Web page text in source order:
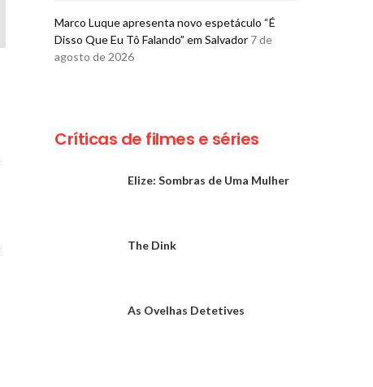
BELEZA
Marco Luque apresenta novo espetáculo “É
Disso Que Eu Tô Falando” em Salvador 7 de
agosto de 2026
Críticas de filmes e séries
Elize: Sombras de Uma Mulher
The Dink
As Ovelhas Detetives